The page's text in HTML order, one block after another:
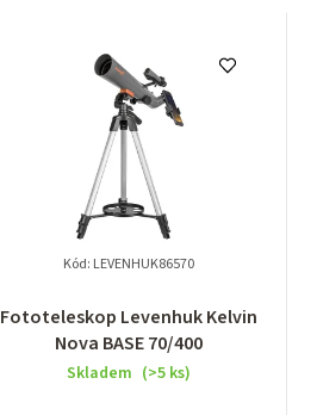
Fototeleskop Levenhuk Kelvin
Nova BASE 70/400
Skladem (>5 ks)
Kód: LEVENHUK86570